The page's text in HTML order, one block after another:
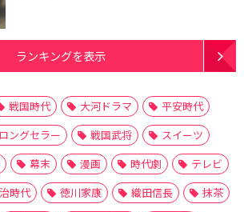
ランキングを表示
戦国時代 大河ドラマ
平安時代
ロングセラー 戦国武将
スイーツ
幕末 漫画 時代劇
テレビ
時代 徳川家康 織田信長
抹茶